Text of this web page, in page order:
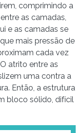
comprimindo a
as camadas,
e as camadas se
mais pressão de
cada vez
atrito entre as
uma contra a
Então, a estrutura
bloco sólido, difícil